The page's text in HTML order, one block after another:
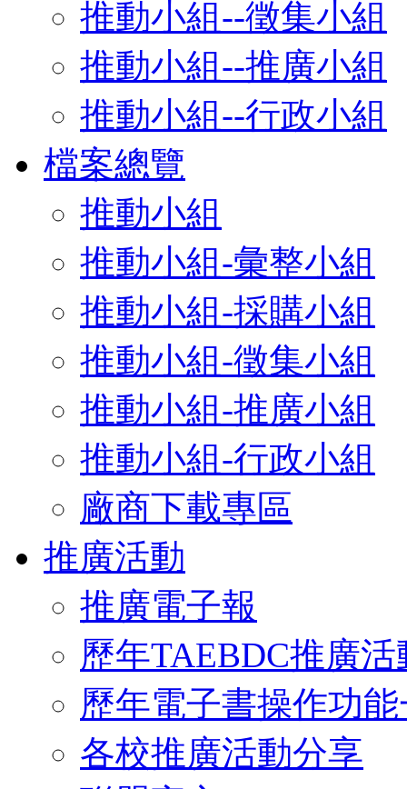
推動小組--徵集小組
推動小組--推廣小組
推動小組--行政小組
檔案總覽
推動小組
推動小組-彙整小組
推動小組-採購小組
推動小組-徵集小組
推動小組-推廣小組
推動小組-行政小組
廠商下載專區
推廣活動
推廣電子報
歷年TAEBDC推廣活
歷年電子書操作功
各校推廣活動分享